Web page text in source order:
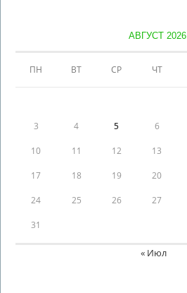
АВГУСТ 2026
ПН ВТ СР ЧТ
3 4 5 6
10 11 12 13
17 18 19 20
24 25 26 27
31
« Июл